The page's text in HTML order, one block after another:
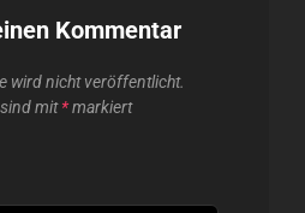
Kommentar
wird nicht veröffentlicht.
mit*markiert